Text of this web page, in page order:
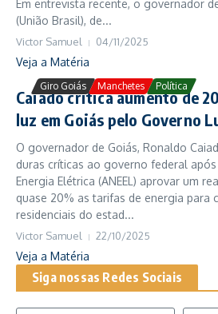
Em entrevista recente, o governador
(União Brasil), de...
Victor Samuel 04/11/2025
Veja a Matéria
Giro Goiás Manchetes Política
Caiado critica aumento de
luz em Goiás pelo Governo
O governador de Goiás, Ronaldo
duras críticas ao governo federal
Energia Elétrica (ANEEL) aprovar um
quase 20% as tarifas de energia para
residenciais do estad...
Victor Samuel 22/10/2025
Veja a Matéria
Siga nossas Redes Sociais